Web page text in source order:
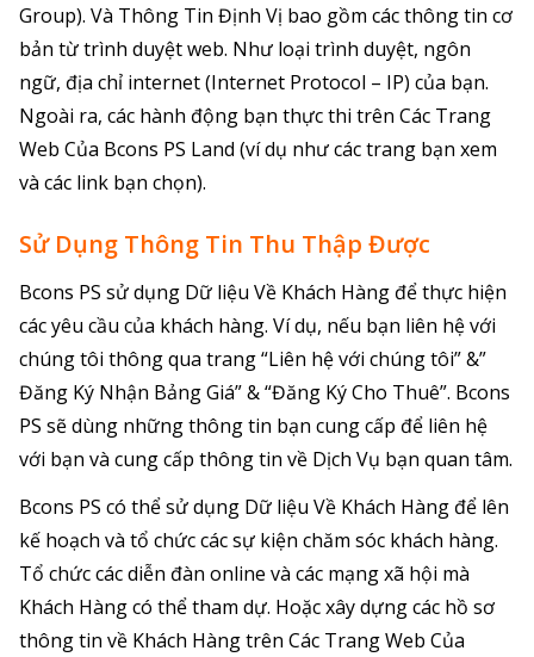
Group). Và Thông Tin Định Vị bao gồm các thông tin cơ
bản từ trình duyệt web. Như loại trình duyệt, ngôn
ngữ, địa chỉ internet (Internet Protocol – IP) của bạn.
Ngoài ra, các hành động bạn thực thi trên Các Trang
Web Của Bcons PS Land (ví dụ như các trang bạn xem
và các link bạn chọn).
Sử Dụng Thông Tin Thu Thập Được
Bcons PS sử dụng Dữ liệu Về Khách Hàng để thực hiện
các yêu cầu của khách hàng. Ví dụ, nếu bạn liên hệ với
chúng tôi thông qua trang “Liên hệ với chúng tôi” &”
Đăng Ký Nhận Bảng Giá” & “Đăng Ký Cho Thuê”. Bcons
PS sẽ dùng những thông tin bạn cung cấp để liên hệ
với bạn và cung cấp thông tin về Dịch Vụ bạn quan tâm.
Bcons PS có thể sử dụng Dữ liệu Về Khách Hàng để lên
kế hoạch và tổ chức các sự kiện chăm sóc khách hàng.
Tổ chức các diễn đàn online và các mạng xã hội mà
Khách Hàng có thể tham dự. Hoặc xây dựng các hồ sơ
thông tin về Khách Hàng trên Các Trang Web Của